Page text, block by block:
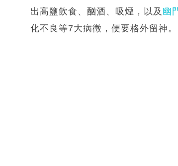
出高鹽飲食、酗酒、吸煙，以及 幽
化不良等7大病徵，便要格外留神。